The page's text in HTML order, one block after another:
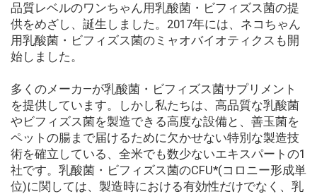
品質レベルのワンちゃん用乳酸菌・ビフィズス菌の提
供をめざし、誕生しました。2017年には、ネコちゃん
用乳酸菌・ビフィズス菌のミャオバイオティクスも開
始しました。
多くのメーカ―が乳酸菌・ビフィズス菌サプリメント
を提供しています。しかし私たちは、高品質な乳酸菌
やビフィズス菌を製造できる高度な設備と、善玉菌を
ペットの腸まで届けるために欠かせない特別な製造技
術を確立している、全米でも数少ないエキスパートの1
社です。乳酸菌・ビフィズス菌のCFU*(コロニー形成単
位)に関しては、製造時における有効性だけでなく、乳